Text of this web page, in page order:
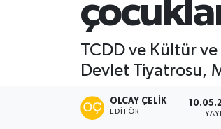
TCDD ve Kültür
Devlet Tiyatrosu,
OLCAY ÇELIK
EDITÖR
Ekonomi
Gündem
TFF 2.Lig Kırmızı Grup Puan
Tüm Manşetler
Son Dakika Haberleri